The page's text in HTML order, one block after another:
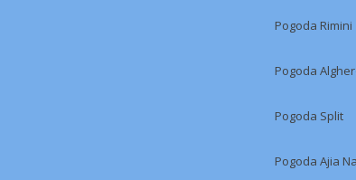
Pogoda Rimini
Pogoda
Pogoda Split
Pogoda Ajia